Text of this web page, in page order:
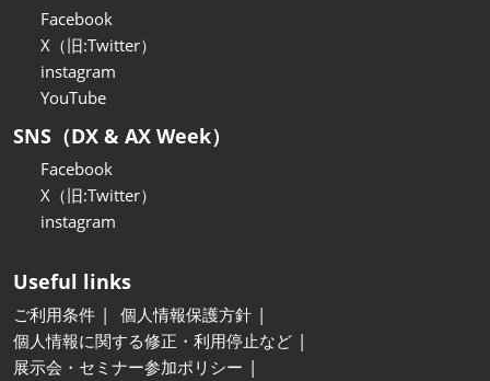
Facebook
X（旧:Twitter）
instagram
YouTube
SNS（DX & AX Week）
Facebook
X（旧:Twitter）
instagram
Useful links
ご利用条件
個人情報保護方針
個人情報に関する修正・利用停止など
展示会・セミナー参加ポリシー